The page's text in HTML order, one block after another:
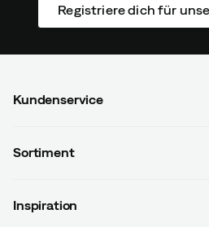
Registriere dich für
Kundenservice
Kontaktiere uns
Sortiment
Herren
Inspiration